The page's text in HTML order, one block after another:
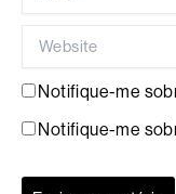
Notifique-me
Notifique-me